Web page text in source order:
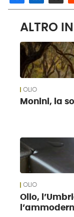
ALTRO
OLIO
Monini, la
OLIO
Olio,